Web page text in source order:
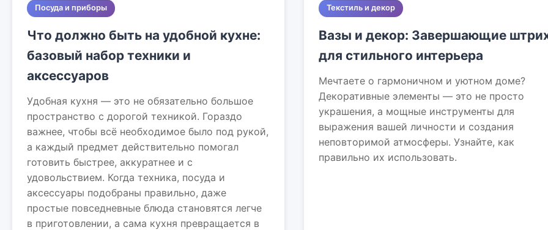
Посуда и приборы
Что должно быть на удобной кухне:
базовый набор техники и
аксессуаров
Удобная кухня — это не обязательно большое
пространство с дорогой техникой. Гораздо
важнее, чтобы всё необходимое было под рукой,
а каждый предмет действительно помогал
готовить быстрее, аккуратнее и с
удовольствием. Когда техника, посуда и
аксессуары подобраны правильно, даже
простые повседневные блюда становятся легче
в приготовлении, а сама кухня превращается в
Текстиль и декор
Вазы и декор: Завершающие
для стильного интерьера
Мечтаете о гармоничном и уютном доме?
Декоративные элементы — это не просто
украшения, а мощные инструменты для
выражения вашей личности и создания
неповторимой атмосферы. Узнайте, как
правильно их использовать.